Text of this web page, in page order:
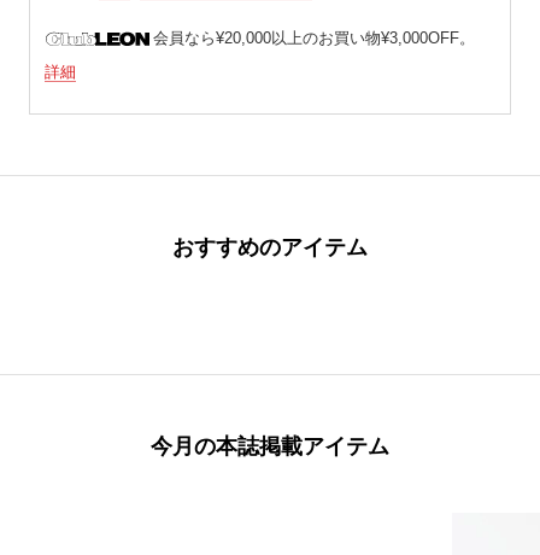
会員なら¥20,000以上のお買い物¥3,000OFF。
詳細
おすすめのアイテム
今月の本誌掲載アイテム